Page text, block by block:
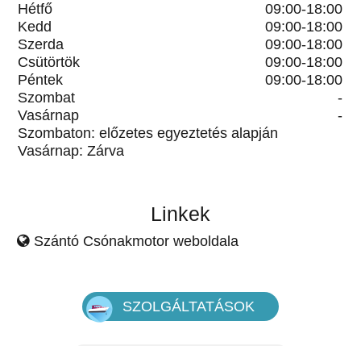
Hétfő
09:00-18:00
Kedd
09:00-18:00
Szerda
09:00-18:00
Csütörtök
09:00-18:00
Péntek
09:00-18:00
Szombat
-
Vasárnap
-
Szombaton: előzetes egyeztetés alapján
Vasárnap: Zárva
Linkek
Szántó Csónakmotor weboldala
SZOLGÁLTATÁSOK